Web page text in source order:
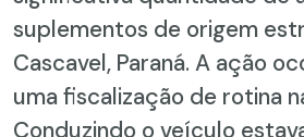
suplementos de origem
Cascavel, Paraná. A ação
uma fiscalização de rotina
Conduzindo o veículo